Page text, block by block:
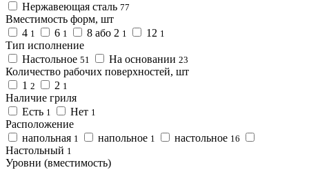
Нержавеющая сталь 77
Вместимость форм, шт
4 1 6 1 8 або 2 1 12 1
Тип исполнение
Настольное 51 На основании 23
Количество рабочих поверхностей, шт
1 2 2 1
Наличие гриля
Есть 1 Нет 1
Расположение
напольная 1 напольное 1 настольное 16
Настольный 1
Уровни (вместимость)